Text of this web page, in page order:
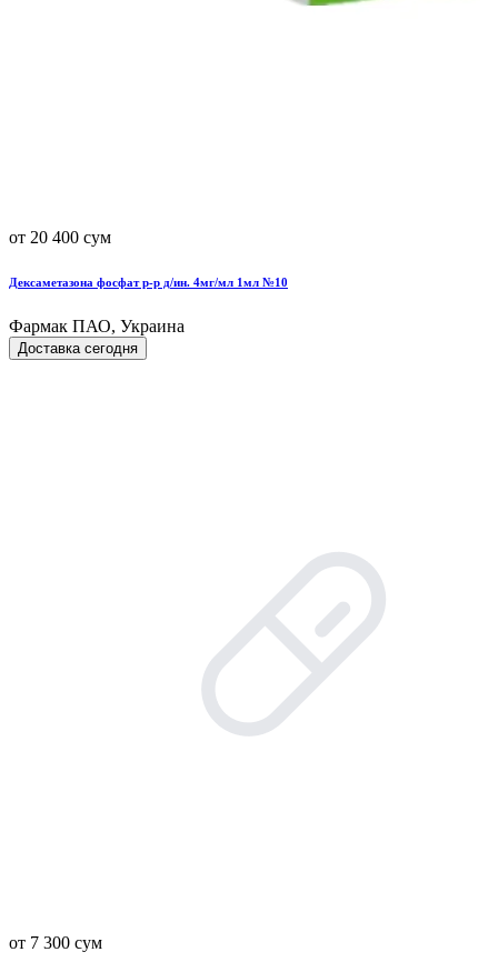
от 20 400 сум
Дексаметазона фосфат р-р д/ин. 4мг/мл 1мл №10
Фармак ПАО, Украина
Доставка сегодня
от 7 300 сум